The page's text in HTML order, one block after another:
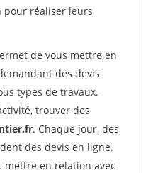
réaliser leurs
de vous mettre en
des devis
types de travaux.
trouver des
. Chaque jour, des
des devis en ligne.
mettre en relation avec